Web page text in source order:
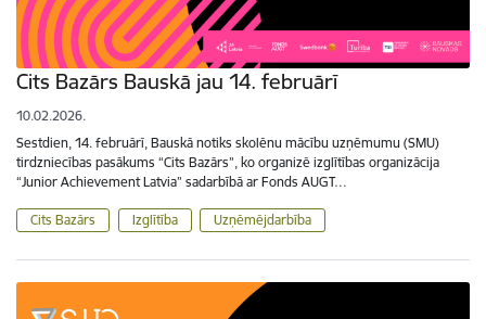
Cits Bazārs Bauskā jau 14. februārī
10.02.2026.
Sestdien, 14. februārī, Bauskā notiks skolēnu mācību uzņēmumu (SMU)
tirdzniecības pasākums “Cits Bazārs”, ko organizē izglītības organizācija
“Junior Achievement Latvia” sadarbībā ar Fonds AUGT…
Cits Bazārs Izglītība Uzņēmējdarbība